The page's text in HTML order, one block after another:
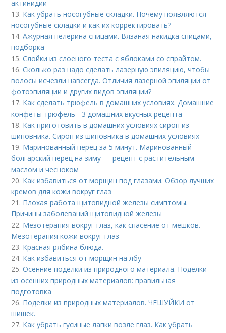
актинидии
13. Как убрать носогубные складки. Почему появляются
носогубные складки и как их корректировать?
14.Ажурная пелерина спицами. Вязаная накидка спицами,
подборка
15.Слойки из слоеного теста с яблоками со спрайтом.
16.Сколько раз надо сделать лазерную эпиляцию, чтобы
волосы исчезли навсегда. Отличия лазерной эпиляции от
фотоэпиляции и других видов эпиляции?
17. Как сделать трюфель в домашних условиях. Домашние
конфеты трюфель - 3 домашних вкусных рецепта
18. Как приготовить в домашних условиях сироп из
шиповника. Сироп из шиповника в домашних условиях
19. Маринованный перец за 5 минут. Маринованный
болгарский перец на зиму — рецепт с растительным
маслом и чесноком
20. Как избавиться от морщин под глазами. Обзор лучших
кремов для кожи вокруг глаз
21. Плохая работа щитовидной железы симптомы.
Причины заболеваний щитовидной железы
22. Мезотерапия вокруг глаз, как спасение от мешков.
Мезотерапия кожи вокруг глаз
23. Красная рябина блюда.
24. Как избавиться от морщин на лбу
25.Осенние поделки из природного материала. Поделки
из осенних природных материалов: правильная
подготовка
26. Поделки из природных материалов. ЧЕШУЙКИ от
шишек.
27. Как убрать гусиные лапки возле глаз. Как убрать